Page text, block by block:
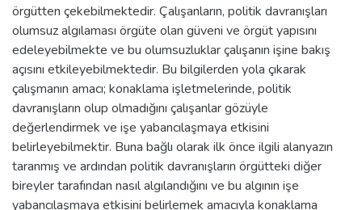
örgütten çekebilmektedir. Çalışanların, politik davranışları
olumsuz algılaması örgüte olan güveni ve örgüt yapısını
edeleyebilmekte ve bu olumsuzluklar çalışanın işine bakış
açısını etkileyebilmektedir. Bu bilgilerden yola çıkarak
çalışmanın amacı; konaklama işletmelerinde, politik
davranışların olup olmadığını çalışanlar gözüyle
değerlendirmek ve işe yabancılaşmaya etkisini
belirleyebilmektir. Buna bağlı olarak ilk önce ilgili alanyazın
taranmış ve ardından politik davranışların örgütteki diğer
bireyler tarafından nasıl algılandığını ve bu algının işe
yabancılaşmaya etkisini belirlemek amacıyla konaklama